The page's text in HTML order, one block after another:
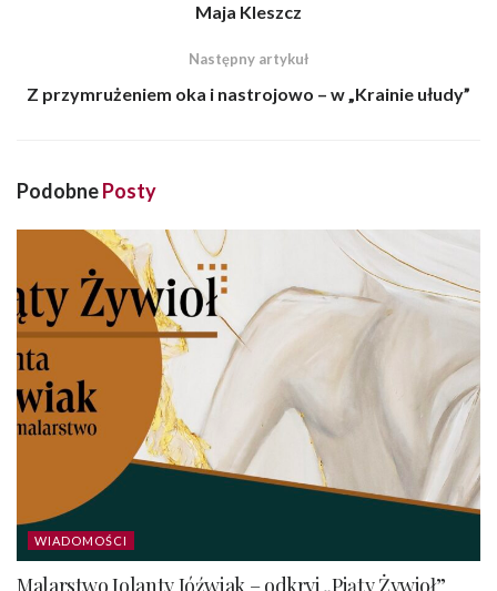
Maja Kleszcz
Następny artykuł
Z przymrużeniem oka i nastrojowo – w „Krainie ułudy”
PodobnePosty
WIADOMOŚCI
Malarstwo Jolanty Jóźwiak – odkryj „Piąty Żywioł”